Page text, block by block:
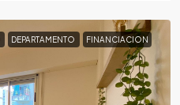
DEPARTAMENTO FINANCIACION